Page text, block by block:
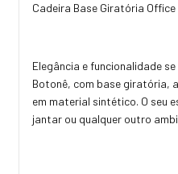
Cadeira Base Giratória
Elegância e funcionalidade
Botonê, com base giratória,
em material sintético. O seu
jantar ou qualquer outro